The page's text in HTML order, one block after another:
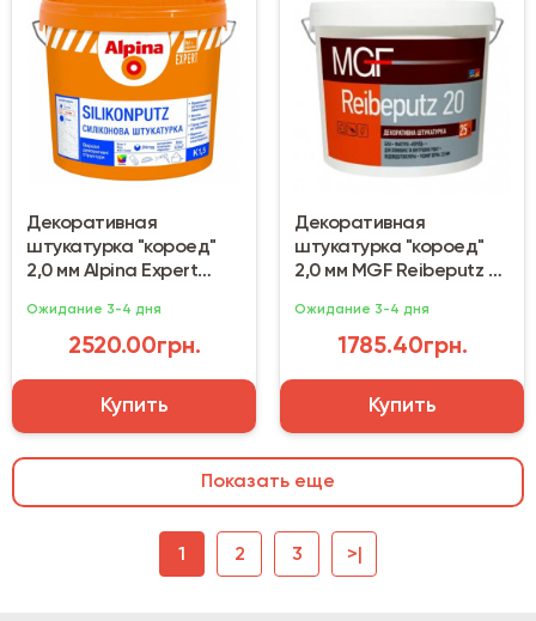
Декоративная
штукатурка "короед"
2,0 мм Alpina Expert
Ожидание 3-4 дня
2520.00грн.
Купить
Декоративная
штукатурка "короед"
2,0 мм MGF Reibeputz 20
Ожидание 3-4 дня
1785.40грн.
Купить
Показать еще
1 2 3 >|